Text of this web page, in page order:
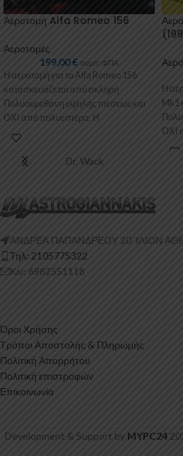
Αεροτομή Alfa Romeo 156
Αεροτομές
199,00€ συμπ. ΦΠΑ
Η αεροτομή για το Alfa Romeo 156
κατασκευάζεται από σκληρή
Πολυουρεθάνη υψηλής πιέσεως και
ΟΧΙ από πολυεστέρα. Η
Πολυουρεθάνη είναι
Η
Mk1
ΟΧΙ
Dr. Wack
ΑΝΔΡΕΑ ΠΑΠΑΝΔΡΕΟΥ 20 ‘ΙΛΙΟΝ
Τηλ: 2105775322
Κιν: 6982551118
Όροι Χρήσης
Τρόποι Αποστολής & Πληρωμής
Πολιτική Απορρήτου
Πολιτική επιστροφών
Επικοινωνία
Development & Support by MYPC24